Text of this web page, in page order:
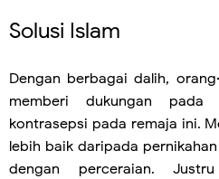
Solusi Islam
Dengan berbagai dalih,
memberi dukungan
kontrasepsi pada remaja ini.
lebih baik daripada
dengan perceraian.